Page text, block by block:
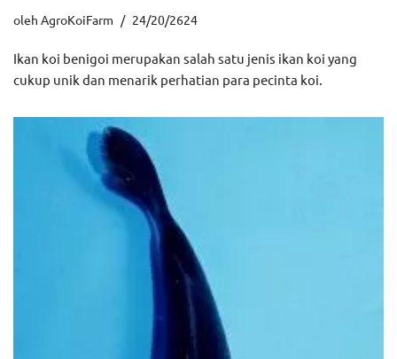
oleh AgroKoiFarm 24/20/2624
Ikan koi benigoi merupakan salah satu jenis ikan koi yang
cukup unik dan menarik perhatian para pecinta koi.